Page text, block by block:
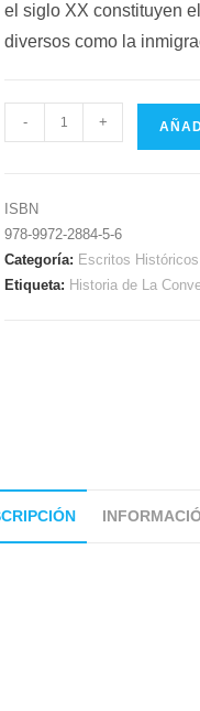
el siglo XX constituyen
diversos como la
- +
ISBN
978-9972-2884-5-6
Categoría: Escritos Históricos
Etiqueta: Historia de La